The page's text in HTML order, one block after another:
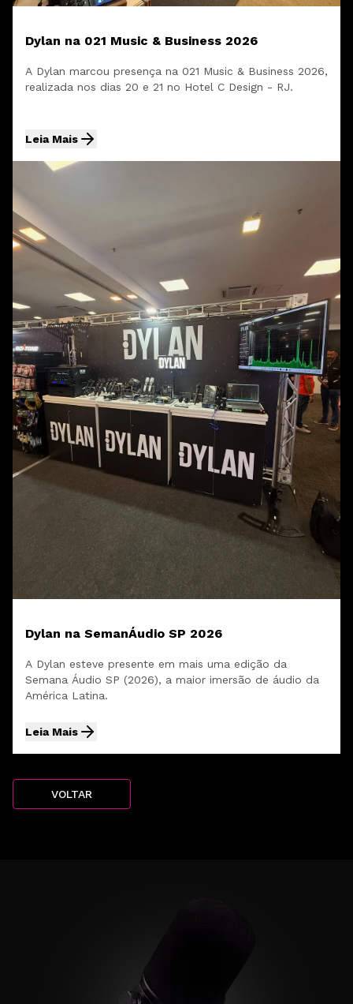
Dylan na 021 Music & Business 2026
A Dylan marcou presença na 021 Music & Business 2026,
realizada nos dias 20 e 21 no Hotel C Design - RJ.
Leia Mais
Dylan na SemanÁudio SP 2026
A Dylan esteve presente em mais uma edição da
Semana Áudio SP (2026), a maior imersão de áudio da
América Latina.
Leia Mais
VOLTAR